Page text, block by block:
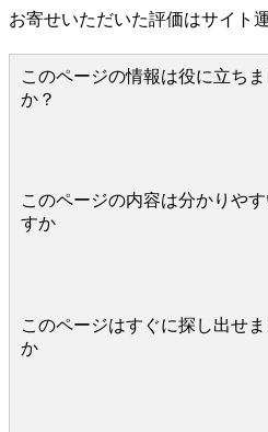
お寄せいただいた評価はサイト
このページの情報は役に立ちま
か？
このページの内容は分かりや
すか
このページはすぐに探し出せま
か